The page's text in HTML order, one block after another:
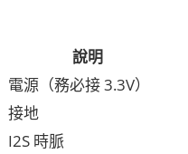
說明
電源（務必接 3.3V）
接地
I2S 時脈